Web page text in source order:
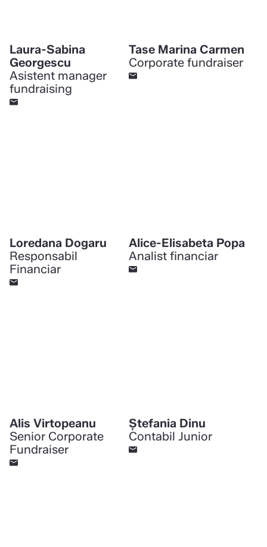
Laura-Sabina
Georgescu
Asistent manager
fundraising
Tase Marina Carmen
Corporate fundraiser
Loredana Dogaru
Responsabil
Financiar
Alice-Elisabeta Popa
Analist financiar
Alis Virtopeanu
Senior Corporate
Fundraiser
Ștefania Dinu
Contabil Junior